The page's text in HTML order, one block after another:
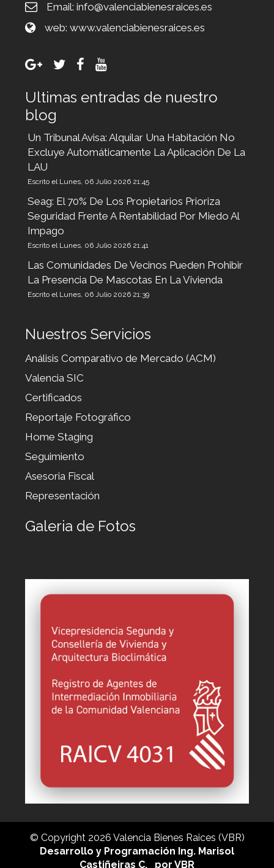
Email:info@valenciabienesraices.es
web:www.valenciabienesraices.es
Ultimas entradas de nuestro
blog
Un Tribunal Avisa: Alquilar Una Habitación No
Excluye Automáticamente La Aplicación De La
LAU
Escrito el Lunes, 06 Julio 2026 21:45
Seag: El 70% De Los Propietarios Prioriza
Seguridad Frente A Rentabilidad Por Miedo Al
Impago
Escrito el Lunes, 06 Julio 2026 21:41
Las Comunidades De Vecinos Pueden Prohibir
La Presencia De Mascotas En La Vivienda
Escrito el Lunes, 06 Julio 2026 21:39
Nuestros Servicios
Análisis Comparativo de Mercado (ACM)
Valencia SIC
Certificados
Reportaje Fotográfico
Home Staging
Seguimiento
Asesoria Fiscal
Representación
Galeria de Fotos
© Copyright 2026 Valencia Bienes Raices (VBR)
Desarrollo y Programación Ing. Marisol
Castiñeiras C.
por VBR